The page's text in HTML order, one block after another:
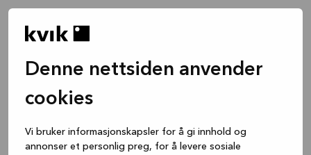
Denne nettsiden anvender
cookies
Vi bruker informasjonskapsler for å gi innhold og
annonser et personlig preg, for å levere sosiale